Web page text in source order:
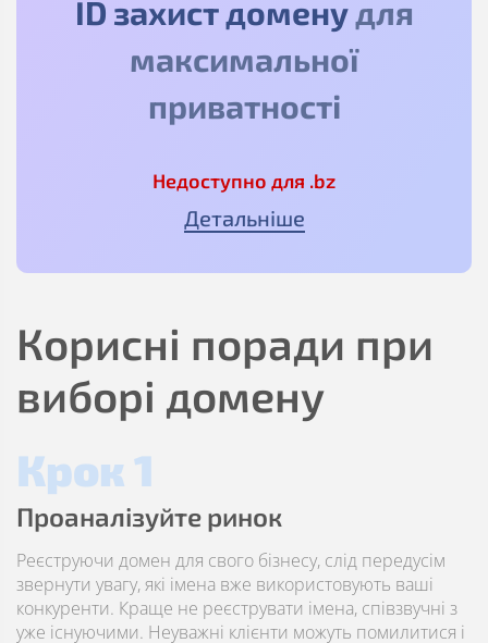
ID захист доменудля
максимальної
приватності
Недоступно для .bz
Детальніше
Корисні поради при
виборі домену
Крок 1
Проаналізуйте ринок
Реєструючи домен для свого бізнесу, слід передусім
звернути увагу, які імена вже використовують ваші
конкуренти. Краще не реєструвати імена, співзвучні з
уже існуючими. Неуважні клієнти можуть помилитися і